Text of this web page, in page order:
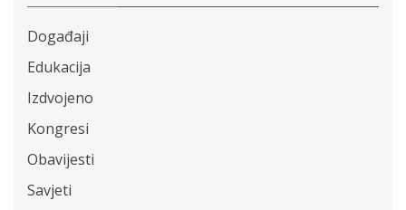
Događaji
Edukacija
Izdvojeno
Kongresi
Obavijesti
Savjeti